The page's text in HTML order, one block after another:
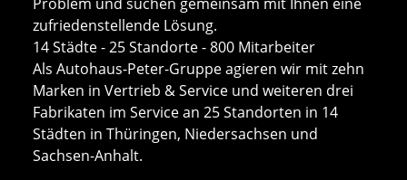
zufriedenstellende Lösung.
14 Städte - 25 Standorte - 800 Mitarbeiter
Als Autohaus-Peter-Gruppe agieren wir mit zehn
Marken in Vertrieb & Service und weiteren drei
Fabrikaten im Service an 25 Standorten in 14
Städten in Thüringen, Niedersachsen und
Sachsen-Anhalt.